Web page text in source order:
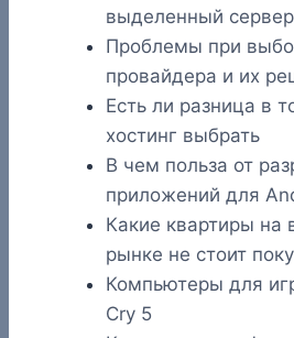
выделенный сервер
Проблемы при
провайдера и их
Есть ли разница в
хостинг выбрать
В чем польза от
приложений для
Какие квартиры на
рынке не стоит
Компьютеры для
Cry 5